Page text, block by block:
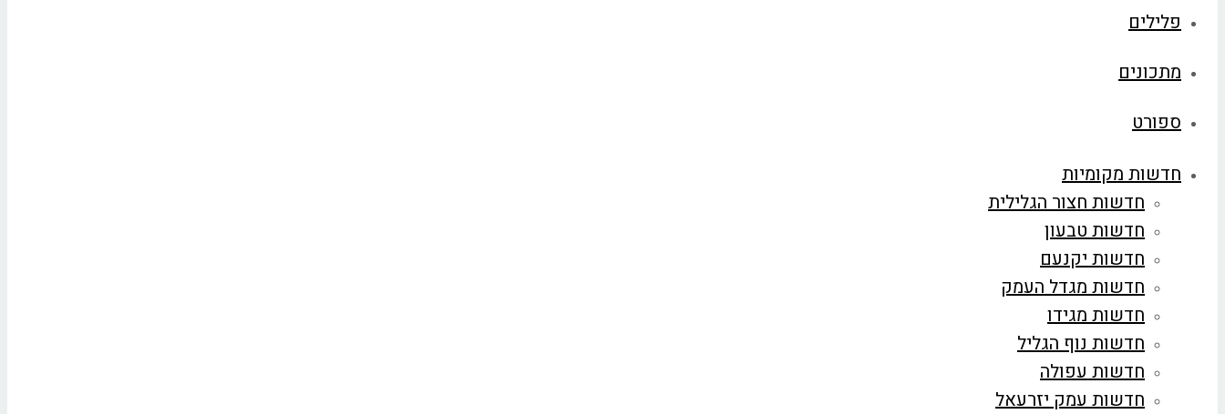
פלילים
מתכונים
ספורט
חדשות מקומיות
חדשות חצור הגלילית
חדשות טבעון
חדשות יקנעם
חדשות מגדל העמק
חדשות מגידו
חדשות נוף הגליל
חדשות עפולה
חדשות עמק יזרעאל